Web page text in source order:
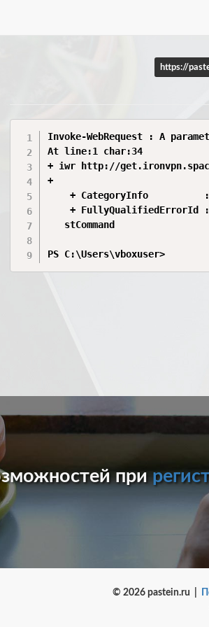
https://
Invoke-WebRequest : A
At line:1 char:34
+ iwr http://
+
+ CategoryInfo
+ FullyQualifiedErrorId
   stCommand
PS C:\Users\vboxuser>
при
© 2026 pastein.ru |